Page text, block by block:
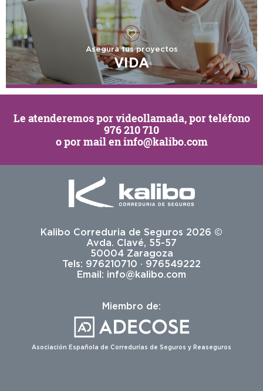
Asegura tus proyectos
VIDA
Le atenderemos porvideollamada, por teléfono
976 210 710
o por mail eninfo@kalibo.com
Kalibo Correduria de Seguros 2026 ©
Avda. Clavé, 55-57
50004 Zaragoza
Tels: 976210710 · 976549222
Email: info@kalibo.com
Miembro de:
Asociación Española de Corredurías de Seguros y Reaseguros